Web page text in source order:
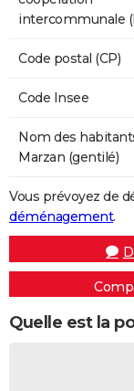
intercommunale
Code postal (CP)
Code Insee
Nom des
Marzan (gentilé)
Vous prévoyez de
déménagement.
Quelle est la